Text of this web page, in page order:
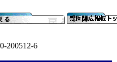
200512-6